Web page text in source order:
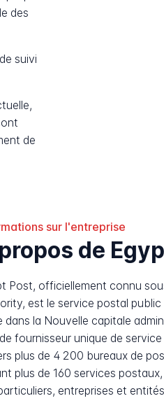
des
suivi
de
sur l'entreprise
de
Post, officiellement connu
est le service postal
dans la Nouvelle capitale
fournisseur unique de
plus de 4 200 bureaux de
plus de 160 services
entreprises et